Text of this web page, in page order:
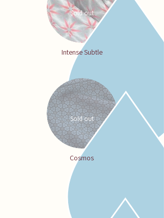
Sold out
Intense Subtle
Sold out
Cosmos